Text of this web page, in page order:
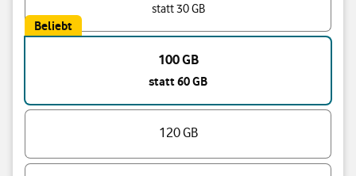
statt 30 GB
Beliebt
100 GB
statt 60 GB
120 GB